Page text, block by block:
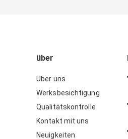
über
Über uns
Werksbesichtigung
Qualitätskontrolle
Kontakt mit uns
Neuigkeiten